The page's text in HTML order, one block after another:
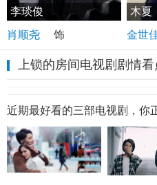
李琰俊
肖顺尧
饰
木夏
金世
上锁的房间电视剧剧情看
近期最好看的三部电视剧，你